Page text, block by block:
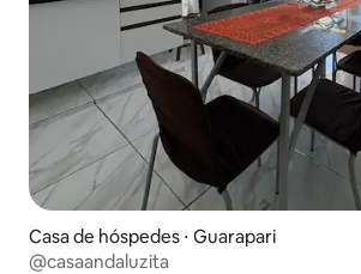
Casa de hóspedes ⋅ Guarapari
@casaandaluzita